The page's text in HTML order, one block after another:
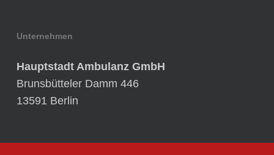
Unternehmen
Hauptstadt Ambulanz GmbH
Brunsbütteler Damm 446
13591 Berlin